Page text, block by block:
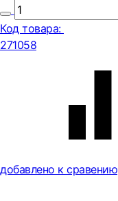
Код товара:
271058
добавлено к сравению